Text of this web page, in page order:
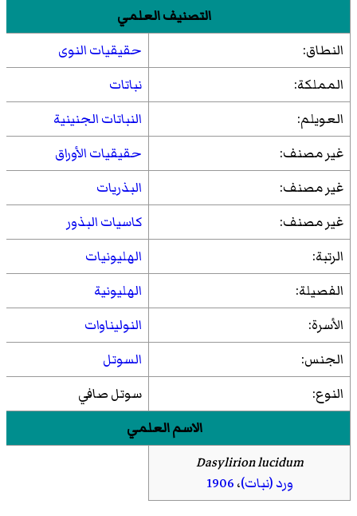
التصنيف العلمي
النطاق:
حقيقيات النوى
المملكة:
نباتات
العويلم:
النباتات الجنينية
غير مصنف:
حقيقيات الأوراق
غير مصنف:
البذريات
غير مصنف:
كاسيات البذور
الرتبة:
الهليونيات
الفصيلة:
الهليونية
الأسرة:
النوليناوات
الجنس:
السوتل
النوع:
سوتل صافي
الاسم العلمي
Dasylirion lucidum
ورد (نبات)،1906